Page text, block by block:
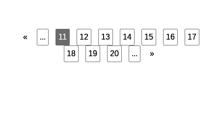
« ... 11 12 13 14 15 16
17
18
19 20 ... »